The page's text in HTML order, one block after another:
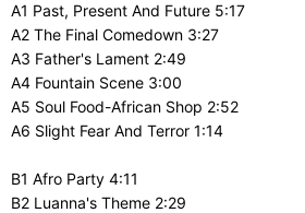
A1 Past, Present And Future 5:17
A2 The Final Comedown 3:27
A3 Father's Lament 2:49
A4 Fountain Scene 3:00
A5 Soul Food-African Shop 2:52
A6 Slight Fear And Terror 1:14
B1 Afro Party 4:11
B2 Luanna's Theme 2:29